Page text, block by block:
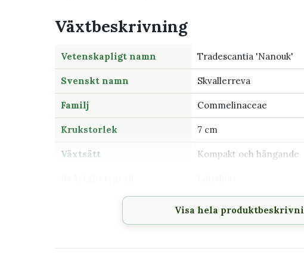
Växtbeskrivning
Vetenskapligt namn Tradescantia 'Nanouk'
Svenskt namn Skvallerreva
Familj Commelinaceae
Krukstorlek 7 cm
Växtsätt Kompakt och hängande
Växtsaften kan irritera
räckhåll för husdjur som
Visa hela